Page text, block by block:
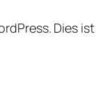
Dies